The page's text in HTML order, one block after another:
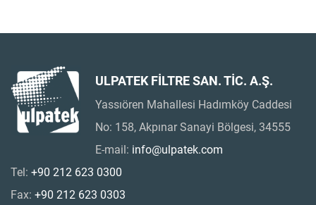
ULPATEK FİLTRE SAN. TİC. A.Ş.
Yassıören Mahallesi Hadımköy Caddesi
No: 158, Akpınar Sanayi Bölgesi, 34555
E-mail: info@ulpatek.com
Tel: +90 212 623 0300
Fax: +90 212 623 0303